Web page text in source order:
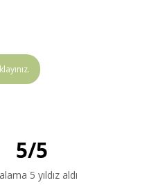
5/5
5 yıldız aldı